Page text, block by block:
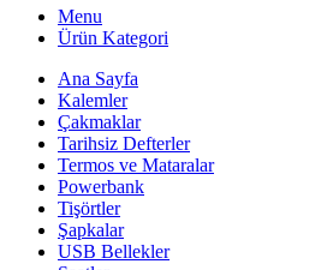
Menu
Ürün Kategori
Ana Sayfa
Kalemler
Çakmaklar
Tarihsiz Defterler
Termos ve Mataralar
Powerbank
Tişörtler
Şapkalar
USB Bellekler